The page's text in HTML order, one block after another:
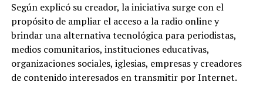
Según explicó su creador, la iniciativa surge con el
propósito de ampliar el acceso a la radio online y
brindar una alternativa tecnológica para periodistas,
medios comunitarios, instituciones educativas,
organizaciones sociales, iglesias, empresas y creadores
de contenido interesados en transmitir por Internet.